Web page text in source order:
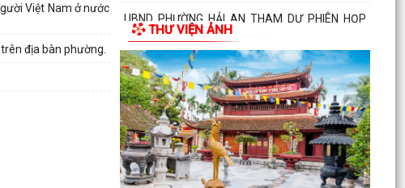
Việt Nam ở nước
địa bàn phường.
UBND PHƯỜNG HẢI AN THAM DỰ PHIÊN HỌP
TRỰC TUYẾN THƯỜNG KỲ UBND THÀNH PHỐ
THÁNG 7 NĂM 2026.
Lãnh đạo phường Hải An đã đến thăm, tặng
giấy khen và biểu dương gia đình bà Lương Thị
Thúy (trú...
Đồng chí Nguyễn Thị Thu, Bí thư Đảng ủy, Chủ
tịch HĐND phường Hải An chủ trì buổi tiếp công
THƯ VIỆN ẢNH